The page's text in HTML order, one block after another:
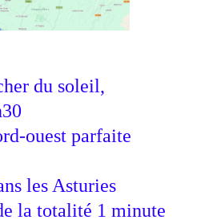
du soleil,
ouest parfaite
les Asturies
la totalité 1 minute